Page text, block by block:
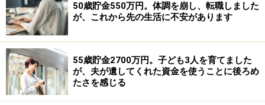
50歳貯金550万円。体調を崩し、転職しました
が、これから先の生活に不安があります
55歳貯金2700万円。子ども3人を育てました
が、夫が遺してくれた資金を使うことに後ろめ
たさを感じる